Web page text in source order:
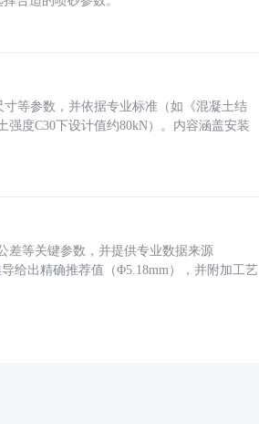
等参数，并依据专业标准（如《混凝土结
强度C30下设计值约80kN）。内容涵盖安装
差等关键参数，并提供专业数据来源
给出精确推荐值（Φ5.18mm），并附加工艺